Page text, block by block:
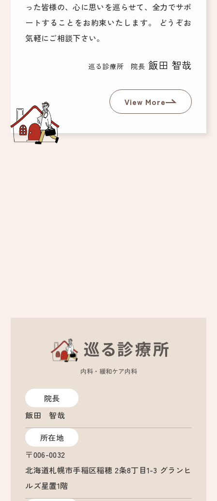
った皆様の、心に思いを巡らせて、全力でサポ
ートすることをお約束いたします。 どうぞお
気軽にご相談下さい。
巡る診療所 院長 飯田 智哉
View More
内科・緩和ケア内科
院長
飯田 智哉
所在地
〒006-0032
北海道札幌市手稲区稲穂 2条8丁目1-3 グランヒ
ルズ星置1階